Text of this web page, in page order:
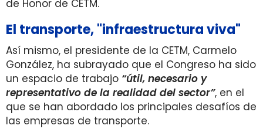
de Honor de CETM.
El transporte, "infraestructura viva"
Así mismo, el presidente de la CETM, Carmelo
González, ha subrayado que el Congreso ha sido
un espacio de trabajo “útil, necesario y
representativo de la realidad del sector”, en el
que se han abordado los principales desafíos de
las empresas de transporte.